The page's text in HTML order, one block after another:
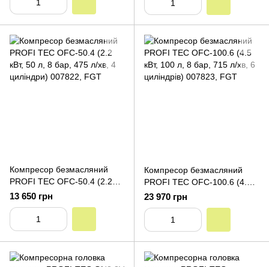
Компресор безмасляний
PROFI TEC OFC-50.4 (2.2
кВт, 50 л, 8 бар, 475 л/хв, 4
циліндри)
13 650 грн
Компресор безмасляний
PROFI TEC OFC-100.6 (4.5
кВт, 100 л, 8 бар, 715 л/хв, 6
циліндрів)
23 970 грн